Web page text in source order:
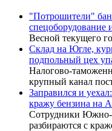
"Потрошители"
спецоборудование
Весной текущего
Склад на Югле,
подпольный цех
Налогово-
крупный канал
Заправился и
кражу бензина на
Сотрудники Южно-
разбираются с